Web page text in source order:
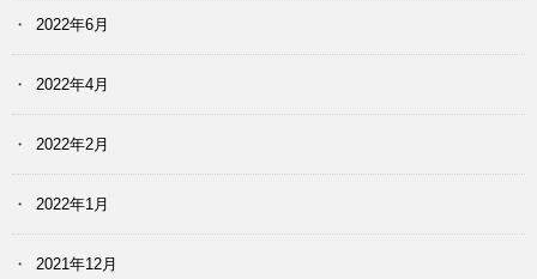
2022年6月
2022年4月
2022年2月
2022年1月
2021年12月